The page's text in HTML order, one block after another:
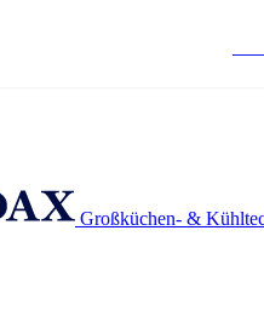
Großküchen- &